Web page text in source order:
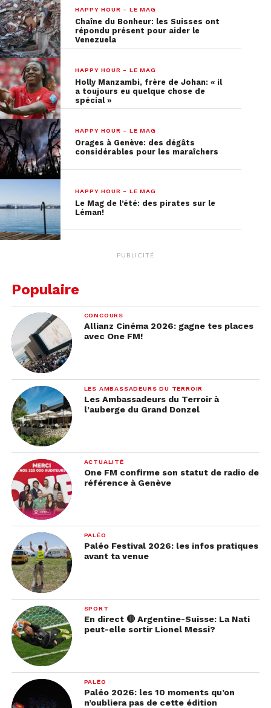
HAPPY HOUR - LE MAG
Chaîne du Bonheur: les Suisses ont
répondu présent pour aider le
Venezuela
HAPPY HOUR - LE MAG
Holly Manzambi, frère de Johan: « il
a toujours eu quelque chose de
spécial »
HAPPY HOUR - LE MAG
Orages à Genève: des dégâts
considérables pour les maraîchers
HAPPY HOUR - LE MAG
Le Mag de l’été: des pirates sur le
Léman!
PUBLICITÉ
Populaire
CONCOURS
Allianz Cinéma 2026: gagne tes places
avec One FM!
LES AMBASSADEURS DU TERROIR
Les Ambassadeurs du Terroir à
l’auberge du Grand Donzel
ACTUALITÉ
One FM confirme son statut de radio de
référence à Genève
PALÉO
Paléo Festival 2026: les infos pratiques
avant ta venue
SPORT
En direct 🔴 Argentine-Suisse: La Nati
peut-elle sortir Lionel Messi?
PALÉO
Paléo 2026: les 10 moments qu’on
n’oubliera pas de cette édition